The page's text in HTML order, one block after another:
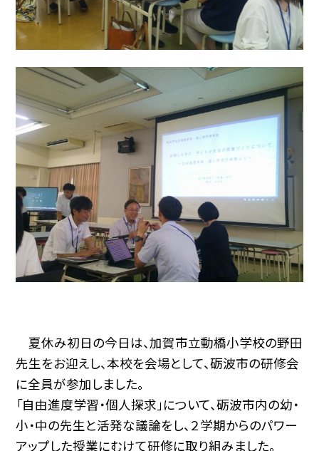
夏休み初日の今日は、加賀市立動橋小学校の野田
先生をお迎えし、本校を会場として、砺波市の研修会
に全員が参加しました。
「自由進度学習・個人探求」について、砺波市内の幼・
小・中の先生と活発な議論をし、２学期からのパワー
アップした授業にむけて研修に取り組みました。